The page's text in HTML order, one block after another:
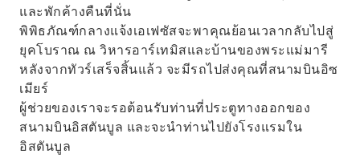
และพักค้างคืนที่นั่น
พิพิธภัณฑ์กลางแจ้งเอเฟซัสจะพาคุณย้อนเวลากลับไปสู่
ยุคโบราณ ณ วิหารอาร์เทมิสและบ้านของพระแม่มารี
หลังจากทัวร์เสร็จสิ้นแล้ว จะมีรถไปส่งคุณที่สนามบินอิซ
เมียร์
ผู้ช่วยของเราจะรอต้อนรับท่านที่ประตูทางออกของ
สนามบินอิสตันบูล และจะนำท่านไปยังโรงแรมใน
อิสตันบูล